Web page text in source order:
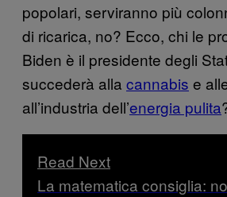
popolari, serviranno più
di ricarica, no? Ecco, chi le
Biden è il presidente degli
succederà alla cannabis e
all’industria dell’energia pulita
Read Next
La matematica consiglia: